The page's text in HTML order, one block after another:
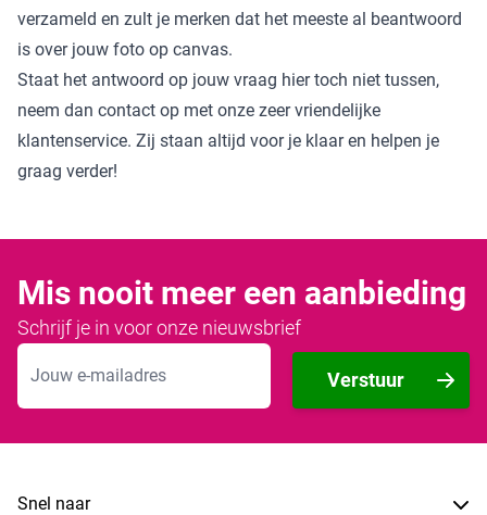
verzameld en zult je merken dat het meeste al beantwoord
is over jouw foto op canvas.
Staat het antwoord op jouw vraag hier toch niet tussen,
neem dan contact op met onze zeer vriendelijke
klantenservice. Zij staan altijd voor je klaar en helpen je
graag verder!
Mis nooit meer een aanbieding
Schrijf je in voor onze nieuwsbrief
E-mailadres
Verstuur
Snel naar